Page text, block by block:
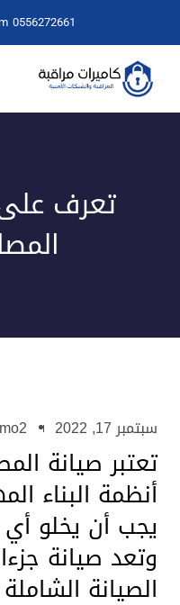
0556272661
تعرف
سبتمبر 17, 2022
تعتبر صيانة
أنظمة البناء
يجب أن يخلو أي
وتعد صيانة
الصيانة